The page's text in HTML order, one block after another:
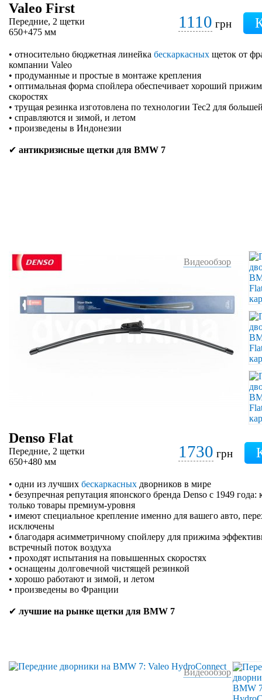
Valeo First
Передние, 2 щетки
650+475 мм
1110 грн
• относительно бюджетная линейка бескаркасных щеток от
компании Valeo
• продуманные и простые в монтаже крепления
• оптимальная форма спойлера обеспечивает хороший прижим
скоростях
• трущая резинка изготовлена по технологии Tec2 для
• справляются и зимой, и летом
• произведены в Индонезии
✔ антикризисные щетки для BMW 7
Видеообзор
Denso Flat
Передние, 2 щетки
650+480 мм
1730 грн
• одни из лучших бескаркасных дворников в мире
• безупречная репутация японского бренда Denso с 1949
только товары премиум-уровня
• имеют специальное крепление именно для вашего авто,
исключены
• благодаря асимметричному спойлеру для прижима
встречный поток воздуха
• проходят испытания на повышенных скоростях
• оснащены долговечной чистящей резинкой
• хорошо работают и зимой, и летом
• произведены во Франции
✔ лучшие на рынке щетки для BMW 7
Видеообзор